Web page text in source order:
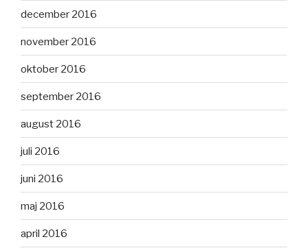
december 2016
november 2016
oktober 2016
september 2016
august 2016
juli 2016
juni 2016
maj 2016
april 2016